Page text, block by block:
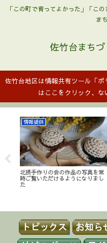
「この町で育ってよかった」「こ
ま
佐竹台まち
佐竹台地区は情報共有ツール「
はここをクリック、
情報提供
北摂手作りの会の作品の写真を常
時ご覧いただけるようになりまし
た